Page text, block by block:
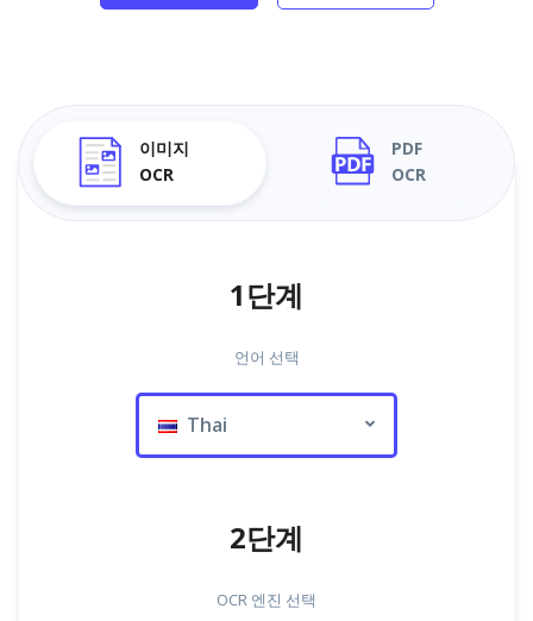
이미지
OCR
PDF
OCR
1단계
언어 선택
Thai
2단계
OCR 엔진 선택